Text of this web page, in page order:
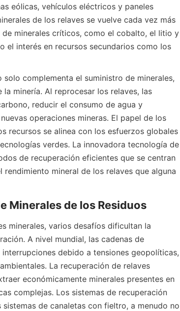
eólicas, vehículos eléctricos y paneles
de los relaves se vuelve cada vez más
minerales críticos, como el cobalto, el litio y
el interés en recursos secundarios como los
complementa el suministro de minerales,
minería. Al reprocesar los relaves, las
reducir el consumo de agua y
operaciones mineras. El papel de los
recursos se alinea con los esfuerzos globales
verdes. La innovadora tecnología de
de recuperación eficientes que se centran
mineral de los relaves que alguna
minerales, varios desafíos dificultan la
A nivel mundial, las cadenas de
debido a tensiones geopolíticas,
La recuperación de relaves
económicamente minerales presentes en
complejas. Los sistemas de recuperación
de canaletas con fieltro, a menudo no